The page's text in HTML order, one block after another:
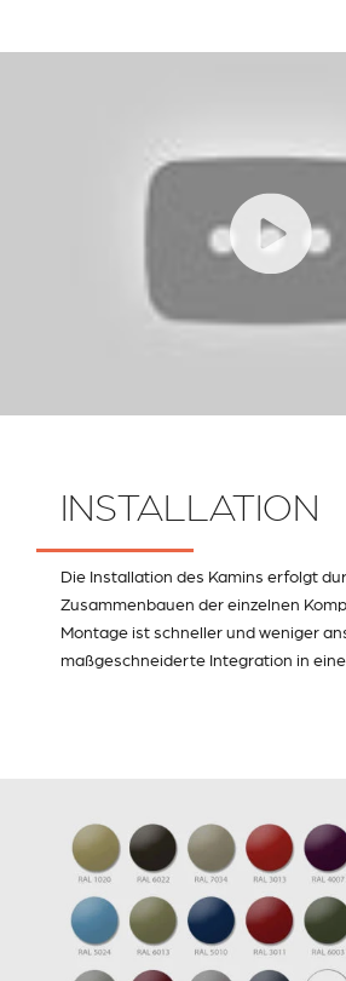
INSTALLATION
Die Installation des Kamins erfolgt
Zusammenbauen der einzelnen
Montage ist schneller und weniger
maßgeschneiderte Integration in eine